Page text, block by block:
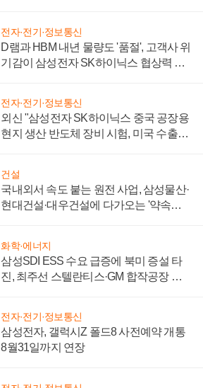
전자·전기·정보통신
D램과 HBM 내년 물량도 '품절', 고객사 위
기감이 삼성전자 SK하이닉스 협상력 더
전자·전기·정보통신
외신 "삼성전자 SK하이닉스 중국 공장용
현지 생산 반도체 장비 시험, 미국 수출통
건설
국내외서 속도 붙는 원전 사업, 삼성물산·
현대건설·대우건설에 다가오는 '약속의
화학·에너지
삼성SDI ESS 수요 급증에 북미 증설 타
진, 최주선 스텔란티스·GM 합작공장 건
전자·전기·정보통신
삼성전자, 갤럭시Z 폴드8 사전예약 개통
8월31일까지 연장